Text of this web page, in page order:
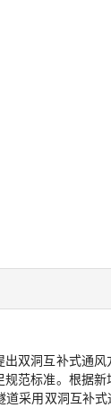
双洞互补式通
范标准。根据
采用双洞互补